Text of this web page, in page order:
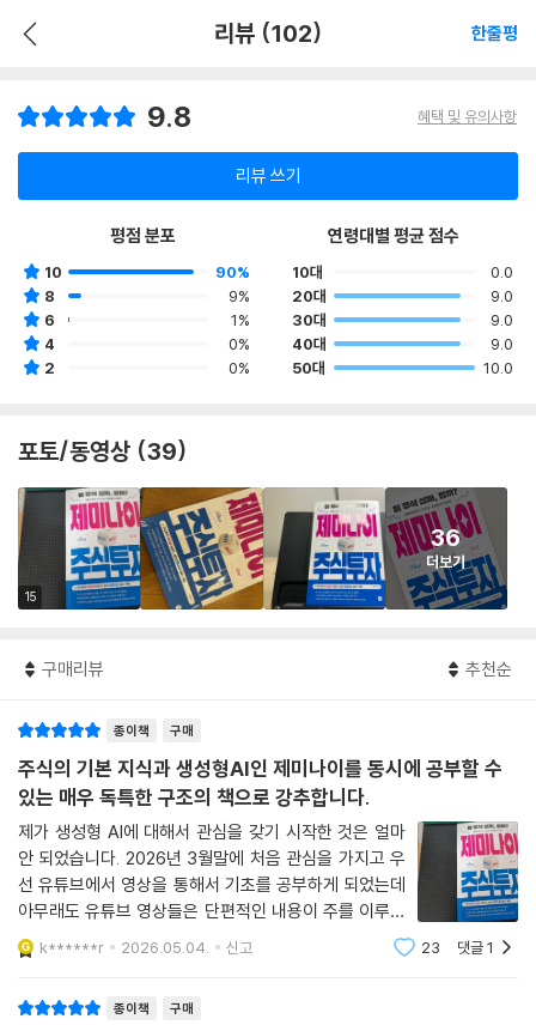
리뷰 (102) 한줄평
9.8 혜택 및 유의사항
리뷰 쓰기
평점 분포
10
90%
8
9%
6
1%
4
0%
2
0%
연령대별 평균 점수
10대
0.0
20대
9.0
30대
9.0
40대
9.0
50대
10.0
포토/동영상 (39)
15
36
더보기
구매리뷰 추천순
종이책 구매
주식의 기본 지식과 생성형AI인 제미나이를 동시에 공부할 수
있는 매우 독특한 구조의 책으로 강추합니다.
제가 생성형 AI에 대해서 관심을 갖기 시작한 것은 얼마
안 되었습니다. 2026년 3월말에 처음 관심을 가지고 우
선 유튜브에서 영상을 통해서 기초를 공부하게 되었는데
아무래도 유튜브 영상들은 단편적인 내용이 주를 이루어
서 책을 사서 체계적으로 공부를 해야겠다는 생각으로 한
꺼번에 여러가지 책을 주문하게 되었습니다. 1) 챗GPT
k******r 2026.05.04. 신고 23 댓글1
종이책 구매